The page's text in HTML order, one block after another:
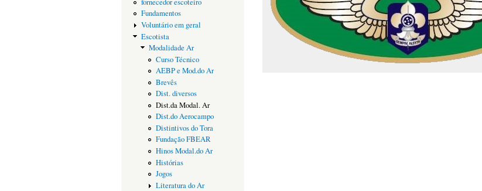
fornecedor escoteiro
Fundamentos
Voluntário em geral
Escotista
Modalidade Ar
Curso Técnico
AEBP e Mod.do Ar
Brevês
Dist. diversos
Dist.da Modal. Ar
Dist.do Aerocampo
Distintivos do Tora
Fundação FBEAR
Hinos Modal.do Ar
Histórias
Jogos
Literatura do Ar